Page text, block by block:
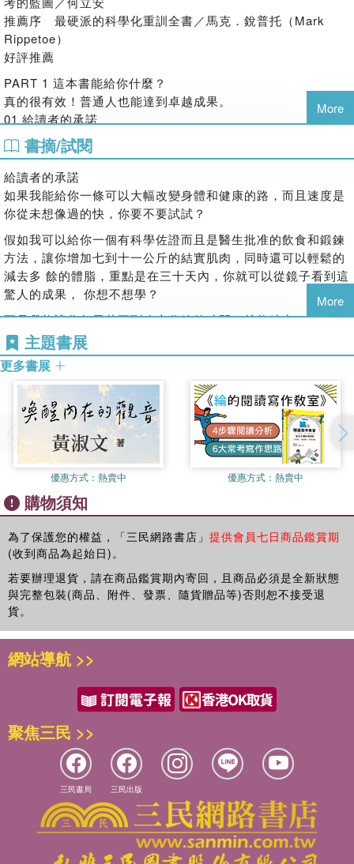
提供一套高效訓練模組，並有三種不同強度的訓練課表，讓健
身新手可以快速入門，上手後即能自行設計專屬的訓練菜單。
健身老手也可以加強訓練，更有效提高運動機能。
本書方法，依據女性身體組成設計，不論年齡、基因，都可以
在三個月內減重、降低體脂肪，雕塑理想身型。
【案例分享1】
錢德樂在55歲時，開始鍛鍊計畫，在短短的三個月內，減重6
公斤，體脂肪下降6%，從前不敢穿合身的衣服，現在都能自
信展現。
【案例分享2】
38歲的卡珊卓，在12週內減掉11公斤，小腹也縮小了一大圈，
現在他充滿自信，精神與體力也明顯提升。
◎ 本書特色
1、結合科學文獻與實戰經驗
2、破除女性健身者的常見迷思
3、圖解示範訓練重點
4、專為女生設計的健身菜單
王啟安
國立臺灣師範大學翻譯研究所碩士、臺大外文系畢業。現任怪
獸B級肌力與體能教練，以及國立臺灣大學外文系兼任講師、
國立臺灣科技大學應外系兼任講師、中原大學應外系兼任講
師、五年口筆譯經驗。
這是一本針對女性，從訓練理論方法，營養學和心理學等全方
位來破除迷思，提供正確訓練概念的書籍，推薦給大家！──
超越復健診所副院長 凃俐雯醫師
其實男女訓練真的大不同，即使訓練部位相同，但女生的臀腿
核心更是會加強的部分，相信看過我為《美國第一健身強人，
科學化鍛鍊全書》的分享介紹，更可以明白女生也有更適合的
科學化方式來鍛鍊。對於鍛鍊還有點迷惘摸索的妳們，萬師傅
強烈推薦。──健身健美選手 萬師傅
內分泌新陳代謝專科醫師 蔡明劼
醫適能MedEx特殊族群訓練專業培訓機構創辦人 蔡奇儒
這是一本專為女生設計的健身書！──健身型YouTuber Ashlee
【推薦序】
改造身體是一個多面向的議題，本書提供了你值得參考的藍圖
本書還沒有中譯本的時代，我還是拾起了這它，仔仔細細的理
解此書的內容，讀完之後，對作者處理身材問題的方法與觀念
留下深刻的印象，這過程中不但讓我接觸了許多有用的知識，
更學習到作者解決棘手問題時，那種使用全方位戰略的技巧。
我之所以會反對人們為了身材而參與運動訓練，是因為這是一
個滿足他人眼光為出發點的行為，而他人的眼光通常既短暫又
不友善，再加上身體形象與美感很容易經過媒體操作而扭曲或
是走向極端，畢竟「怎樣都覺得自己身材不好」是一個非常容
永無止境的購買無意義的商品和課程，而這也是瘦身產業的獲
在我心目中，訓練其實是為了自己的福祉，而訓練最直接的效
益是健康和強壯，為了他人眼裡的身材而訓練，經常導致更多
的焦慮和不滿，最後讓訓練變成一件痛苦不堪的事。但是，我
還是推薦了這本書。因為如果你可以擺正心態，不在乎別人的
書提供了有效的方法。
打造強壯而健美的身材，需要從肌力訓練、心肺訓練、飲食控
制和心理技巧著手，這幾個面向缺一不可。肌力訓練方面，大
肌群多關節的自由重量訓練帶來最高的效益，心肺訓練方面，
有足夠強度的間歇式訓練，可以在不干擾肌力訓練效果的前提
下發揮最大的功效。營養方面，儘管市面上甚至學術界仍然在
持續爭論，但把握大原則且具有彈性的飲食方式似乎是最能夠
長期有效的做法。心智方面，即使知道所有的道理，許多人的
問題在於就是無法執行想好的計畫，因為人類的思維運作未必
永遠是一條坦途，反之，那經常是一個障礙重重的過程，了解
人在改造身體的過程中可能面臨的心智消耗，可以讓人避開隱
形的阻礙，進而用最高效率且最少痛苦的方式，順利執行預定
推薦序 最硬派的科學化重訓全書／馬克．銳普托（Mark
Rippetoe）
好評推薦
PART 1 這本書能給你什麼？
真的很有效！普通人也能達到卓越成果。
01 給讀者的承諾
02 從健身菜鳥到重訓強人之路
03 本書特色
PART 2 破解健身的迷思
04 阻礙你實現健身目標的隱形絆腳石
05 多數人不知道的健身知識 I
07 減脂十大迷思
08 增肌十大迷思
09 快速減脂的三要點
10 快速增肌的三定律
11 持之以恆的健身態度
12 意志力剖析
13 增強意志與自律的方法
14 鍛鍊意志力的方法
15 找出健身的理由
PART 4 最棒的飲食建議
16 歡迎來到靈活飲食的美好世界
17 計算卡路里和主要營養素的簡要方法
18 重訓前後的營養指南
19 訂定適切可行的飲食計劃
20 不破壞飲食計劃又能享受美食的作弊餐
PART 5 最棒的運動建議
21 終極鍛鍊計劃—肌力訓練
22 終極鍛鍊計劃—有氧運動
23 雕塑完美體格的最佳運動
24 健力三項權威指南
PART 6 營養品選購重點
26 聰明選購營養品
PART 7 終極訓練菜單
27 跟著公式做，剩下的交給身體
28 精實肌肉飲食計劃
29 精實肌肉訓練計劃
30 精實身型的營養補充計劃
31 追蹤進度的好方法與壞方法
32 減重停滯期的突破方法
PART 8 開始行動
More
書摘/試閱
給讀者的承諾
如果我能給你一條可以大幅改變身體和健康的路，而且速度是
你從未想像過的快，你要不要試試？
假如我可以給你一個有科學佐證而且是醫生批准的飲食和鍛鍊
方法，讓你增加七到十一公斤的結實肌肉，同時還可以輕鬆的
減去多 餘的體脂，重點是在三十天內，你就可以從鏡子看到這
驚人的成果， 你想不想學？
要是我能讓你每天花不到八十分鐘的時間，就能練出一身明顯
的肌肉線條，而且我承諾會全程帶著你，讓你避開阻礙和挫
折，避開 陷阱和問題，幫助你發揮真正的潛能，盡我所能的讓
你擁有強勁的體魄，而且讓改變的過程越快、越輕鬆，你真不
想做看看？
如果我承諾你一定能練出「好萊塢等級」的魔鬼身材，而且整
個過程不會影響你的生活，你想不想試試？
如果可以不用長時間待在健身房、不用挨餓、不用有氧運動做
到吐；還會讓你享受「垃圾食物」，像是披薩、巧克力或是冰
淇淋， 就能練出線條分明的身材，這樣，你還能拒絕我嗎？
身帶勁；試想在游泳池、在海邊，你可以很有自信地脫掉上
衣，這樣的情景該有多麼令人興奮。
試想只要十二週的時間，別人會對你的外表讚不絕口，從早到
晚都精力充沛，可以做自己想做的事，也可以掌握人生，任何
以上這些你都能做到，而且沒你想的困難、複雜。不管你是 二
十一歲還是四十一歲，身體健康與否都沒有關係，我保證你都
有能 力翻轉體型和人生。
問問那幾千位執行我的方法而改變的女性，他們接受了我的協
助，達到前所未有的身心狀況。他們的案例證明了這本書能讓
你擁有 最好的身材和感受。
講到這裡，還是要再問問你：想不想接受我的幫助？
如果你的回答是「想」，那你已經朝著緊實勻稱的目標前進一
大步了，你將更加快樂、身心內外都更加精彩出色。現在，就
翻到下一頁，讓我們開始這段旅程吧。
減脂十大迷思
More
主題書展
更多書展
優惠方式： 熱賣中 優惠方式： 熱賣中
購物須知
為了保護您的權益，「三民網路書店」 提供會員七日商品鑑賞期
(收到商品為起始日)。
若要辦理退貨，請在商品鑑賞期內寄回，且商品必須是全新狀態
與完整包裝(商品、附件、發票、隨貨贈品等)否則恕不接受退
貨。
網站導航 >>
聚焦三民 >>
三民書局 三民出版